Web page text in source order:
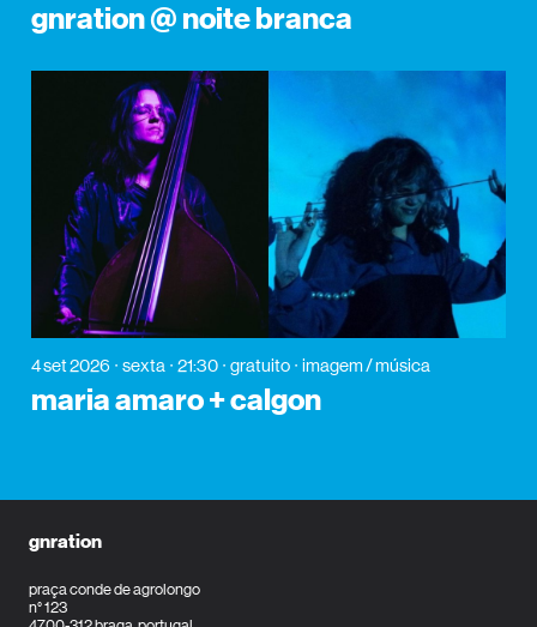
gnration @ noite branca
4 set 2026 sexta 21:30 gratuito imagem / música
maria amaro + calgon
gnration
praça conde de agrolongo
n° 123